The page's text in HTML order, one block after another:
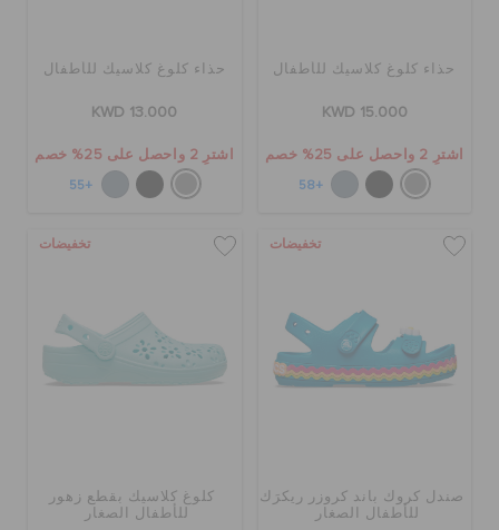
حذاء كلوغ كلاسيك للأطفال
KWD 15.000
اشترِ 2 واحصل على 25% خصم
+58
حذاء كلوغ كلاسيك للأطفال
KWD 13.000
اشترِ 2 واحصل على 25% خصم
+55
تخفيضات
صندل كروك باند كروزر ريكرَك
للأطفال الصغار
تخفيضات
كلوغ كلاسيك بقطع زهور
للأطفال الصغار